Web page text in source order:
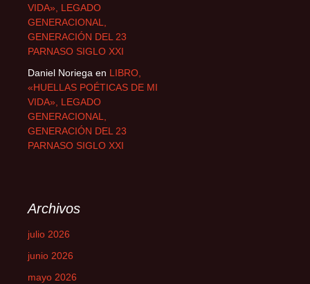
VIDA», LEGADO
GENERACIONAL,
GENERACIÓN DEL 23
PARNASO SIGLO XXI
Daniel Noriega en LIBRO,
«HUELLAS POÉTICAS DE MI
VIDA», LEGADO
GENERACIONAL,
GENERACIÓN DEL 23
PARNASO SIGLO XXI
Archivos
julio 2026
junio 2026
mayo 2026